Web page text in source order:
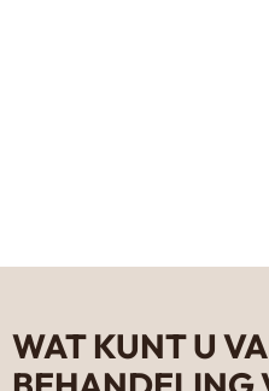
WAT KUNT U